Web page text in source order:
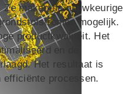
maken de nauwkeurige
mogelijk.
productkwaliteit. Het
en de
Het resultaat is
efficiënte processen.